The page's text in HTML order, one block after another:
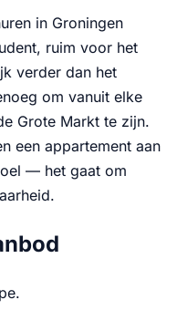
in Groningen
ruim voor het
verder dan het
om vanuit elke
Grote Markt te zijn.
een appartement aan
— het gaat om